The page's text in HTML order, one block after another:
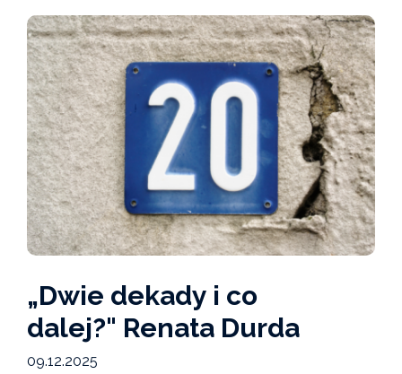
„Dwie dekady i co
dalej?" Renata Durda
09.12.2025